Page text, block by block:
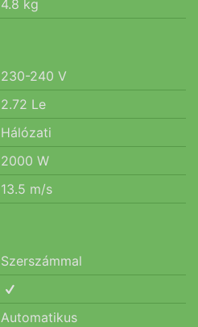
4.8 kg
230-240V
2.72 Le
Hálózati
2000W
13.5 m/s
Szerszámmal
Automatikus